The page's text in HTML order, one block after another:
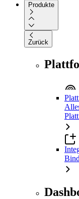
Produkte
Zurück